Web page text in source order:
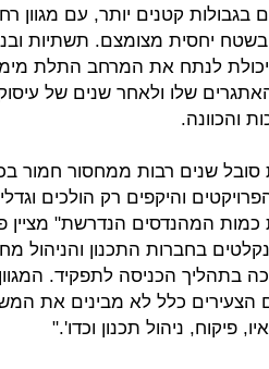
בגבולות קטנים יותר, עם מגוון
בשטח יחסית מצומצם. תשתיות
לנתח את המרחב התלת
שלו ולאחר שנים של
והכוונה.
שנים רבות ממחסור חמור
והיקפים רק הולכים
המהנדסים הנדרשת" מציין
בחברות התכנון והניהול
בתהליך הכניסה לתפקיד.
הצעירים כלל לא מבינים את
פיקוח, ניהול תכנון וכדו'."